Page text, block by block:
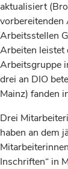
aktualisiert
vorbereitenden
Arbeitsstellen
Arbeiten leistet
Arbeitsgruppe
drei an DIO
Mainz) fanden
Drei
haben an dem
Inschriften“ in